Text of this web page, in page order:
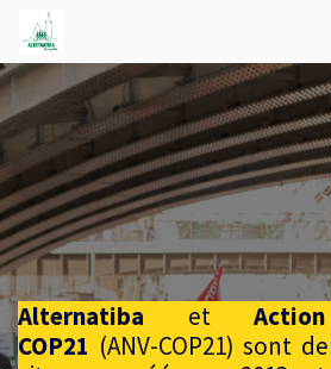
Alternatiba et
COP21 (ANV-COP21) sont